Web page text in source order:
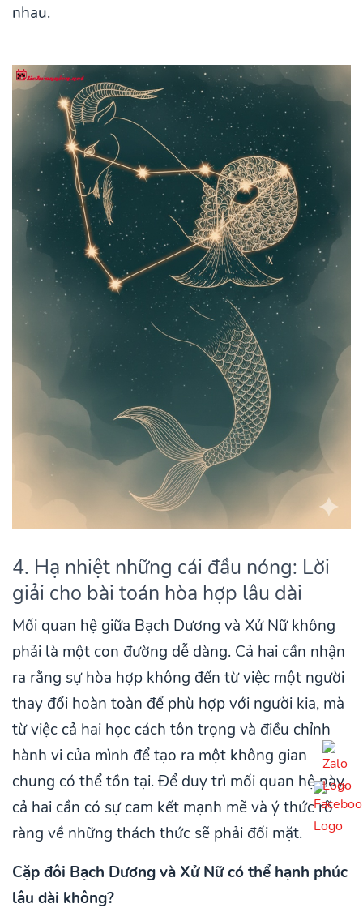
nhau.
4. Hạ nhiệt những cái đầu nóng: Lời
giải cho bài toán hòa hợp lâu dài
Mối quan hệ giữa Bạch Dương và Xử Nữ không
phải là một con đường dễ dàng. Cả hai cần nhận
ra rằng sự hòa hợp không đến từ việc một người
thay đổi hoàn toàn để phù hợp với người kia, mà
từ việc cả hai học cách tôn trọng và điều chỉnh
hành vi của mình để tạo ra một không gian
chung có thể tồn tại. Để duy trì mối quan hệ này,
cả hai cần có sự cam kết mạnh mẽ và ý thức rõ
ràng về những thách thức sẽ phải đối mặt.
Cặp đôi Bạch Dương và Xử Nữ có thể hạnh phúc
lâu dài không?